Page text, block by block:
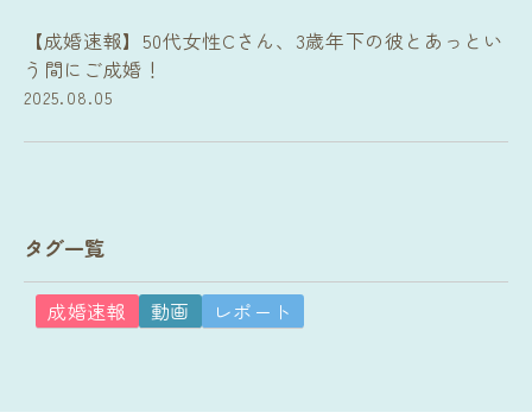
【成婚速報】50代女性Cさん、3歳年下の彼とあっとい
う間にご成婚！
2025.08.05
タグ一覧
成婚速報 動画 レポート